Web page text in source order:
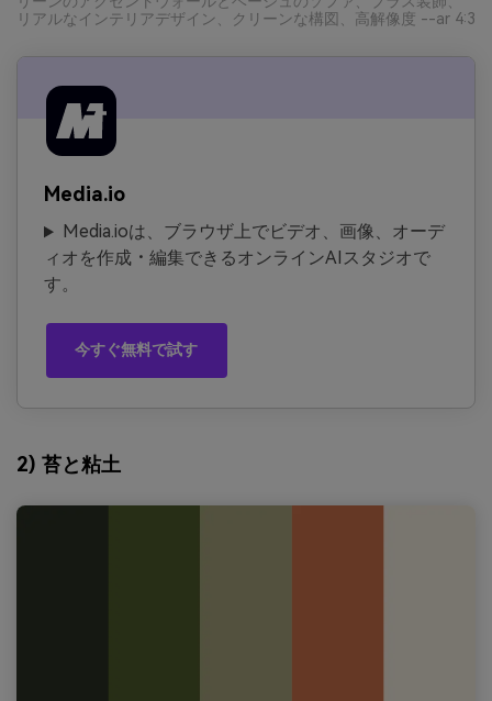
リアルなインテリアデザイン、クリーンな構図、高解像度 --ar 4:3
Media.io
Media.ioは、ブラウザ上でビデオ、画像、オーデ
ィオを作成・編集できるオンラインAIスタジオで
す。
今すぐ無料で試す
2) 苔と粘土